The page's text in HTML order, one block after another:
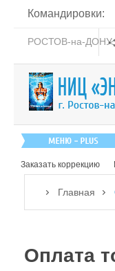
Командировки:
РОСТОВ-на-ДОНУ:
Как заказать
Способы
Заказать коррекцию
Главная
Оплата